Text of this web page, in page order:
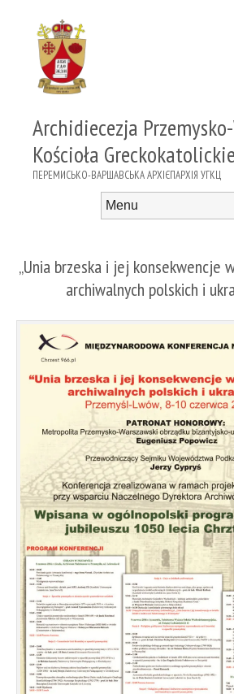
Archidiecezja
Kościoła
ПЕРЕМИСЬКО-ВАРШАВСЬКА АРХІЄПАРХІЯ УГКЦ
„Unia brzeska i jej konsekwencje
archiwalnych polskich i